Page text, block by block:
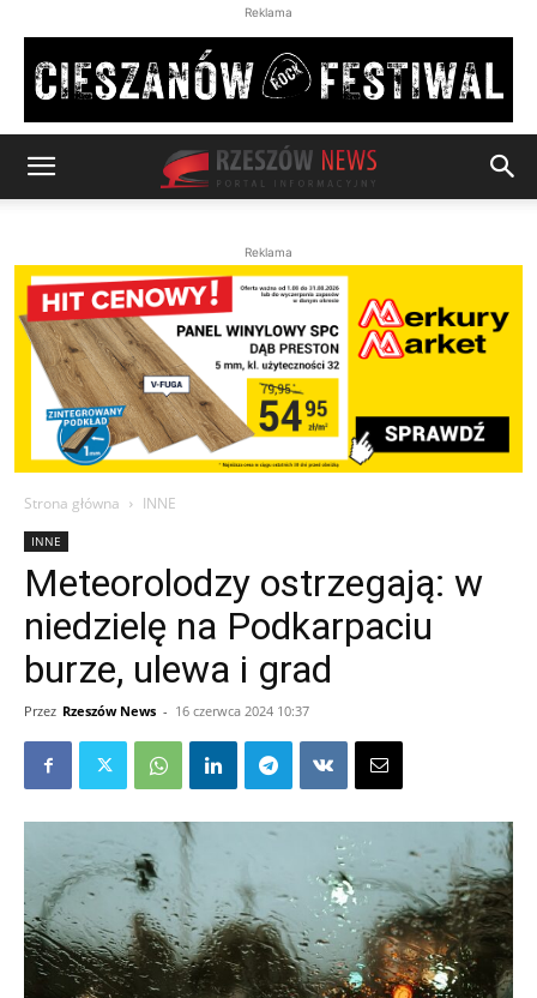
Reklama
Reklama
Strona główna INNE
INNE
Meteorolodzy ostrzegają: w
niedzielę na Podkarpaciu
burze, ulewa i grad
Przez Rzeszów News - 16 czerwca 2024 10:37